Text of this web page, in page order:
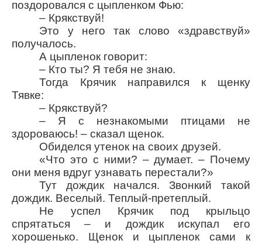
поздоровался с цыпленком Фью:
– Крякcтвуй!
Это у него так слово «здравствуй»
получалось.
А цыпленок говорит:
– Кто ты? Я тебя не знаю.
Тогда Крячик направился к щенку
Тявке:
– Крякствуй?
– Я с незнакомыми птицами не
здороваюсь! – сказал щенок.
Обиделся утенок на своих друзей.
«Что это с ними? – думает. – Почему
они меня вдруг узнавать перестали?»
Тут дождик начался. Звонкий такой
дождик. Веселый. Теплый-претеплый.
Не успел Крячик под крыльцо
спрятаться – и дождик искупал его
хорошенько. Щенок и цыпленок сами к